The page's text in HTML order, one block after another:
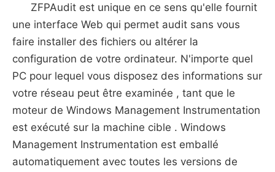
ZFPAudit est unique en ce sens qu'elle fournit
une interface Web qui permet audit sans vous
faire installer des fichiers ou altérer la
configuration de votre ordinateur. N'importe quel
PC pour lequel vous disposez des informations sur
votre réseau peut être examinée , tant que le
moteur de Windows Management Instrumentation
est exécuté sur la machine cible . Windows
Management Instrumentation est emballé
automatiquement avec toutes les versions de